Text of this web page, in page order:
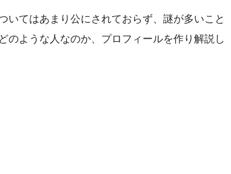
いてはあまり公にされておらず、謎が多いこと
のような人なのか、プロフィールを作り解説し